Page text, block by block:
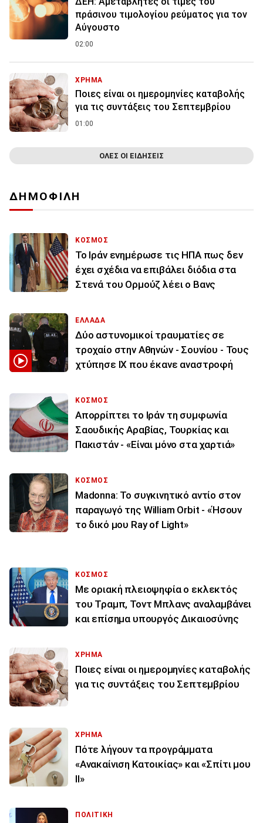
πράσινου τιμολογίου ρεύματος για τον
Αύγουστο
02:00
ΧΡΗΜΑ
Ποιες είναι οι ημερομηνίες καταβολής
για τις συντάξεις του Σεπτεμβρίου
01:00
ΟΛΕΣ ΟΙ ΕΙΔΗΣΕΙΣ
ΔΗΜΟΦΙΛΗ
ΚΟΣΜΟΣ
To Ιράν ενημέρωσε τις ΗΠΑ πως δεν
έχει σχέδια να επιβάλει διόδια στα
Στενά του Ορμούζ λέει ο Βανς
ΕΛΛΑΔΑ
Δύο αστυνομικοί τραυματίες σε
τροχαίο στην Αθηνών - Σουνίου - Τους
χτύπησε ΙΧ που έκανε αναστροφή
ΚΟΣΜΟΣ
Απορρίπτει το Ιράν τη συμφωνία
Σαουδικής Αραβίας, Τουρκίας και
Πακιστάν - «Είναι μόνο στα χαρτιά»
ΚΟΣΜΟΣ
Madonna: Το συγκινητικό αντίο στον
παραγωγό της William Orbit - «Ήσουν
το δικό μου Ray of Light»
ΚΟΣΜΟΣ
Με οριακή πλειοψηφία ο εκλεκτός
του Τραμπ, Τοντ Μπλανς αναλαμβάνει
και επίσημα υπουργός Δικαιοσύνης
ΧΡΗΜΑ
Ποιες είναι οι ημερομηνίες καταβολής
για τις συντάξεις του Σεπτεμβρίου
ΧΡΗΜΑ
Πότε λήγουν τα προγράμματα
«Ανακαίνιση Κατοικίας» και «Σπίτι μου
ΙΙ»
ΠΟΛΙΤΙΚΗ